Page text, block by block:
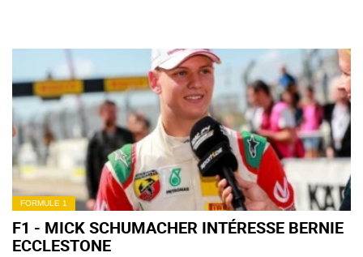
FORMULE 1
F1 - MICK SCHUMACHER INTÉRESSE BERNIE
ECCLESTONE